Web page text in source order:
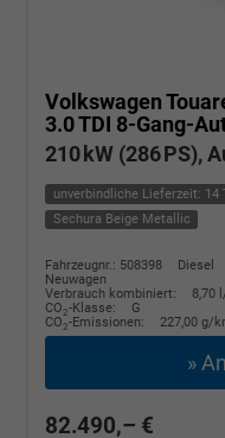
Volkswagen
3.0 TDI 8-Gang-
210 kW (286 PS),
unverbindliche Lieferzeit: 14
Sechura Beige Metallic
Fahrzeugnr.: 508398
Diesel
Neuwagen
Verbrauch kombiniert:
8,70
CO2-Klasse:
G
CO2-Emissionen: 227,00 g/
»
82.490,– €